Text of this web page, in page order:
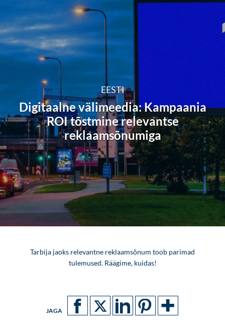
EESTI
Digitaalne välimeedia: Kampaania
ROI tõstmine relevantse
reklaamsõnumiga
Tarbija jaoks relevantne reklaamsõnum toob parimad
tulemused. Räägime, kuidas!
JAGA